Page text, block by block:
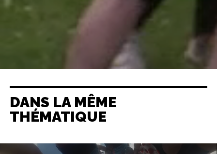
DANS LA MÊME
THÉMATIQUE